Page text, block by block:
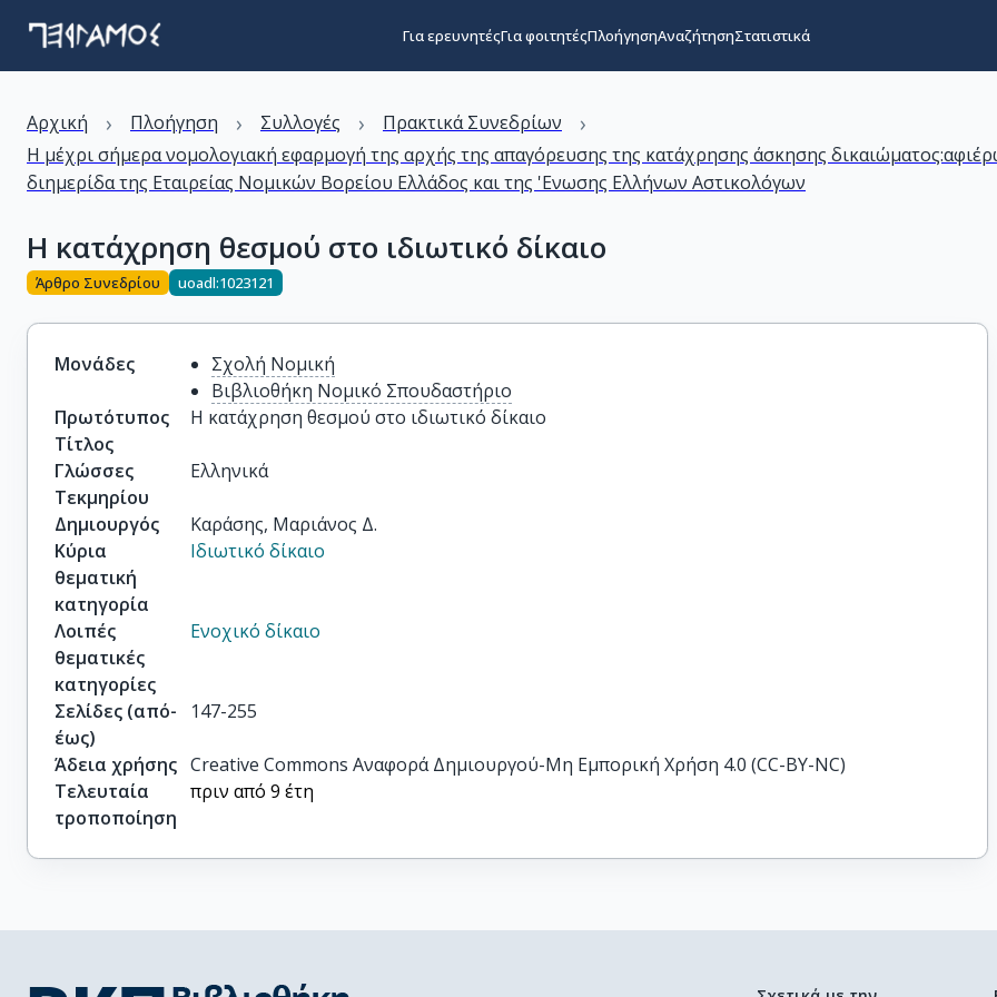
Για ερευνητέςΓια φοιτητέςΠλοήγησηΑναζήτησηΣτατιστικά
Αρχική › Πλοήγηση › Συλλογές › Πρακτικά Συνεδρίων ›
Η μέχρι σήμερα νομολογιακή εφαρμογή της αρχής της απαγόρευσης της κατάχρησης άσκησης
διημερίδα της Εταιρείας Νομικών Βορείου Ελλάδος και της 'Ενωσης Ελλήνων Αστικολόγων
Η κατάχρηση θεσμού στο ιδιωτικό δίκαιο
Άρθρο Συνεδρίου uoadl:1023121
Μονάδες
Σχολή Νομική
Βιβλιοθήκη Νομικό Σπουδαστήριο
Πρωτότυπος
Τίτλος
Η κατάχρηση θεσμού στο ιδιωτικό δίκαιο
Γλώσσες
Τεκμηρίου
Ελληνικά
Δημιουργός
Καράσης, Μαριάνος Δ.
Κύρια
θεματική
κατηγορία
Ιδιωτικό δίκαιο
Λοιπές
θεματικές
κατηγορίες
Ενοχικό δίκαιο
Σελίδες (από-
έως)
147-255
Άδεια χρήσης Creative Commons Αναφορά Δημιουργού-Μη Εμπορική Χρήση 4.0 (CC-BY-NC)
Τελευταία
τροποποίηση
πριν από 9 έτη